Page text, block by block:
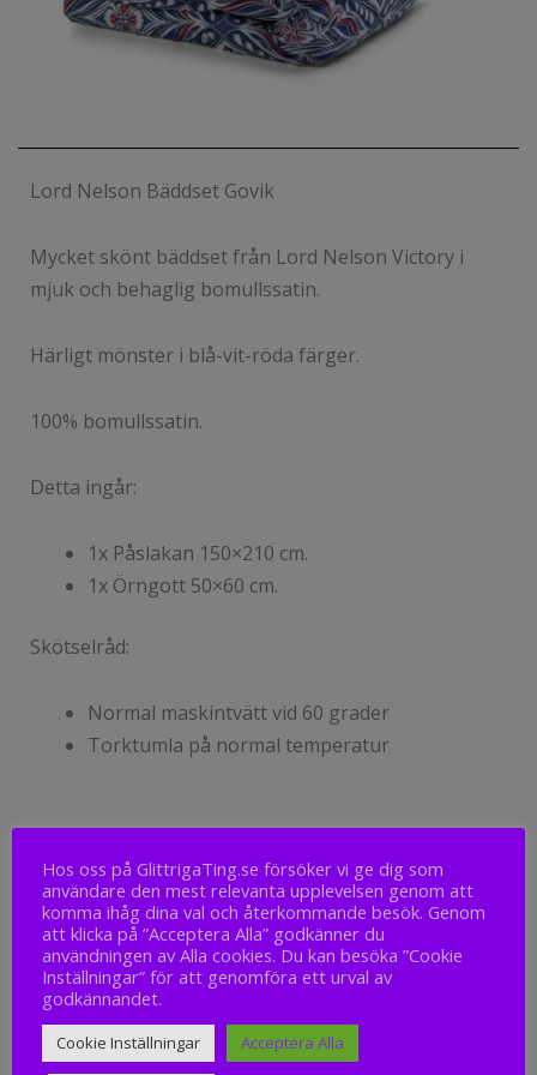
Lord Nelson Bäddset Govik
Mycket skönt bäddset från Lord Nelson Victory i
mjuk och behaglig bomullssatin.
Härligt mönster i blå-vit-röda färger.
100% bomullssatin.
Detta ingår:
1x Påslakan 150×210 cm.
1x Örngott 50×60 cm.
Skötselråd:
Normal maskintvätt vid 60 grader
Torktumla på normal temperatur
549
Slut i lager
Hos oss på GlittrigaTing.se försöker vi ge dig som
användare den mest relevanta upplevelsen genom att
komma ihåg dina val och återkommande besök. Genom
att klicka på ”Acceptera Alla” godkänner du
användningen av Alla cookies. Du kan besöka ”Cookie
Inställningar” för att genomföra ett urval av
godkännandet.
Cookie Inställningar Acceptera Alla